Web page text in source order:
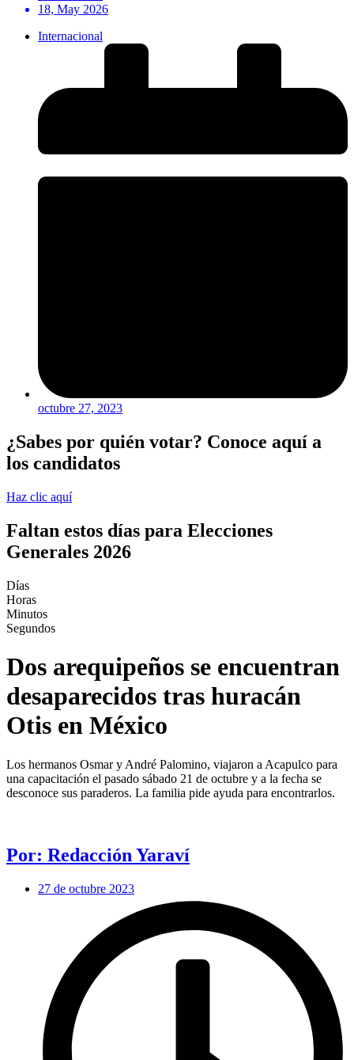
18, May 2026
Internacional
octubre 27, 2023
¿Sabes por quién votar? Conoce aquí a
los candidatos
Haz clic aquí
Faltan estos días para Elecciones
Generales 2026
Días
Horas
Minutos
Segundos
Dos arequipeños se encuentran
desaparecidos tras huracán
Otis en México
Los hermanos Osmar y André Palomino, viajaron a Acapulco para
una capacitación el pasado sábado 21 de octubre y a la fecha se
desconoce sus paraderos. La familia pide ayuda para encontrarlos.
Por: Redacción Yaraví
27 de octubre 2023